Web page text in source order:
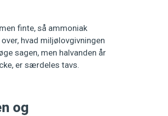
finte, så ammoniak
hvad miljølovgivningen
sagen, men halvanden år
er særdeles tavs.
og